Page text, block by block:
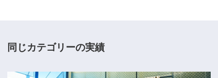
同じカテゴリーの実績